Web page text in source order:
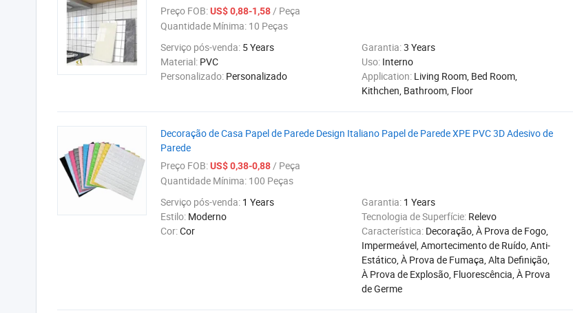
Preço FOB:US$ 0,88-1,58/ Peça
Quantidade Mínima: 10 Peças
Serviço pós-venda: 5 Years Garantia:3 Years
Material: PVC Uso: Interno
Personalizado: Personalizado Application: Living Room, Bed Room,
Kithchen, Bathroom, Floor
Decoração de Casa Papel de Parede Design Italiano Papel de Parede XPE PVC 3D Adesivo de
Parede
Preço FOB:US$ 0,38-0,88/ Peça
Quantidade Mínima: 100 Peças
Serviço pós-venda: 1 Years Garantia: 1 Years
Estilo: Moderno Tecnologia de Superfície: Relevo
Cor:Cor Característica: Decoração, À Prova de Fogo,
Impermeável, Amortecimento de Ruído, Anti-
Estático, À Prova de Fumaça, Alta Definição,
À Prova de Explosão, Fluorescência, À Prova
de Germe